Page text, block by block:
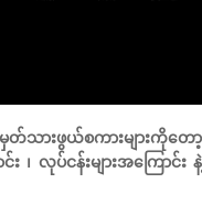
သားဖွယ်စကားများကိုတော့
ာင်း ၊ လုပ်ငန်းများအကြ